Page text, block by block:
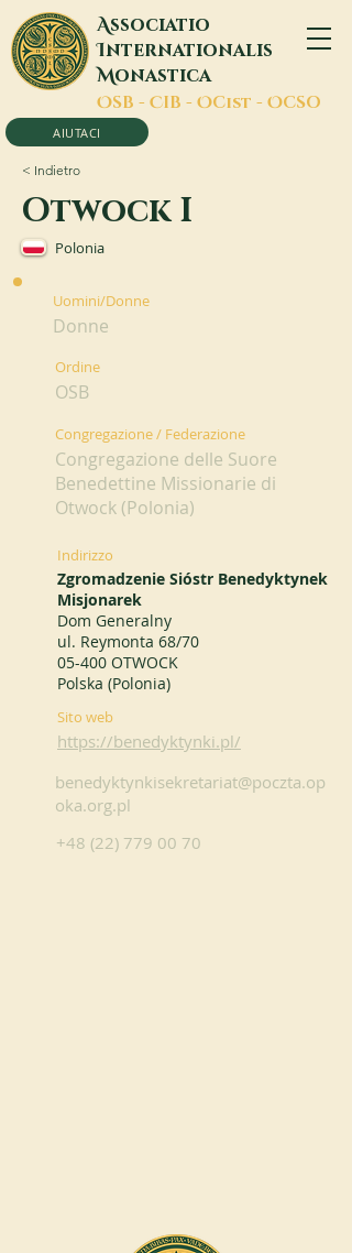
Associatio
Internationalis
Monastica
OSB - CIB - OCist - OCSO
AIUTACI
< Indietro
Otwock I
Polonia
Uomini/Donne
Donne
Ordine
OSB
Congregazione / Federazione
Congregazione delle Suore
Benedettine Missionarie di
Otwock (Polonia)
Indirizzo
Zgromadzenie Sióstr Benedyktynek
Misjonarek
Dom Generalny
ul. Reymonta 68/70
05-400 OTWOCK
Polska (Polonia)
Sito web
https://benedyktynki.pl/
benedyktynkisekretariat@poczta.op
oka.org.pl
+48 (22) 779 00 70